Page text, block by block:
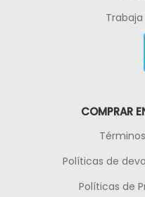
COMPRAR
Políticas de
Políticas de